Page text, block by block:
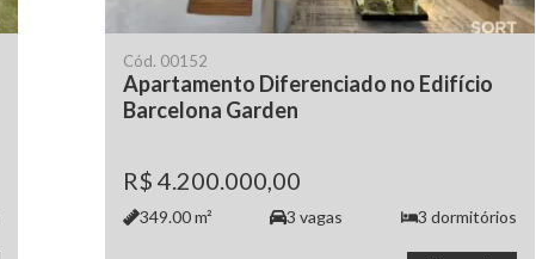
Cód. 00152
Apartamento Diferenciado no Edifício
Barcelona Garden
R$ 4.200.000,00
349.00m² 3 vagas 3 dormitórios